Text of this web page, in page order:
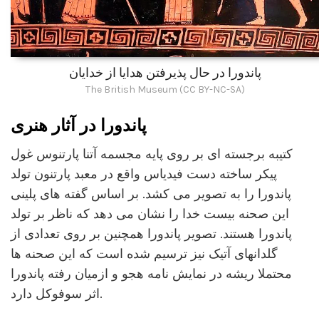
پاندورا در حال پذیرفتن هدایا از خدایان
The British Museum (CC BY-NC-SA)
پاندورا در آثار هنری
کتیبه برجسته ای بر روی پایه مجسمه آتنا پارتنوس غول
پیکر ساخته دست فیدیاس واقع در معبد پارتنون تولد
پاندورا را به تصویر می کشد. بر اساس گفته های پلینی
این صحنه بیست خدا را نشان می دهد که ناظر بر تولد
پاندورا هستند. تصویر پاندورا همچنین بر روی تعدادی از
گلدانهای آتیک نیز ترسیم شده است که این صحنه ها
محتملا ریشه در نمایش نامه هجو و ازمیان رفته پاندورا
اثر سوفوکل دارد.